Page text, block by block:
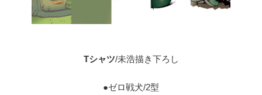
Tシャツ/未浩描き下ろし
●ゼロ戦犬/2型